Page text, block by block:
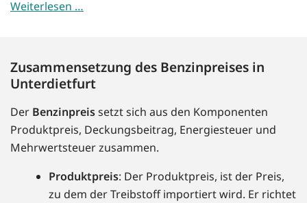
Weiterlesen …
Zusammensetzung des Benzinpreises in
Unterdietfurt
Der Benzinpreissetzt sich aus den Komponenten
Produktpreis, Deckungsbeitrag, Energiesteuer und
Mehrwertsteuer zusammen.
Produktpreis: Der Produktpreis, ist der Preis,
zu dem der Treibstoff importiert wird. Er richtet